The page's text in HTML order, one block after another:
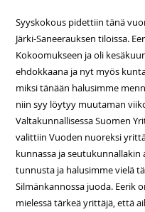
Syyskokous pidettiin tänä
Järki-Saneerauksen tiloissa.
Kokoomukseen ja oli
ehdokkaana ja nyt myös
miksi tänään halusimme
niin syy löytyy muutaman
Valtakunnallisessa Suomen
valittiin Vuoden nuoreksi
kunnassa ja
tunnusta ja halusimme vielä
Silmänkannossa juoda. Eerik
mielessä tärkeä yrittäjä, että